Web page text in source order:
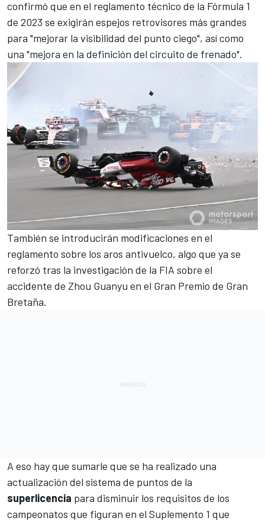
confirmó que en el reglamento técnico de la Fórmula 1
de 2023 se exigirán espejos retrovisores más grandes
para "mejorar la visibilidad del punto ciego", así como
una "mejora en la definición del circuito de frenado".
También se introducirán modificaciones en el
reglamento sobre los aros antivuelco, algo que ya se
reforzó tras la investigación de la FIA sobre el
accidente de Zhou Guanyu en el Gran Premio de Gran
Bretaña.
A eso hay que sumarle que se ha realizado una
actualización del sistema de puntos de la
superlicencia para disminuir los requisitos de los
campeonatos que figuran en el Suplemento 1 que